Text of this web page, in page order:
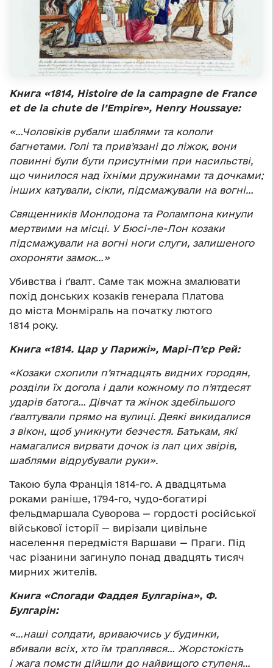
Книга «1814, Histoire de la campagne de France
et de la chute de l’Empire», Henry Houssaye:
«…Чоловіків рубали шаблями та кололи
багнетами. Голі та прив’язані до ліжок, вони
повинні були бути присутніми при насильстві,
що чинилося над їхніми дружинами та дочками;
інших катували, сікли, підсмажували на вогні…
Священників Монлодона та Ролампона кинули
мертвими на місці. У Бюсі-ле-Лон козаки
підсмажували на вогні ноги слуги, залишеного
охороняти замок…»
Убивства і ґвалт. Саме так можна змалювати
похід донських козаків генерала Платова
до міста Монміраль на початку лютого
1814 року.
Книга «1814. Цар у Парижі», Марі-П’єр Рей:
«Козаки схопили п’ятнадцять видних городян,
розділи їх догола і дали кожному по п’ятдесят
ударів батога… Дівчат та жінок здебільшого
ґвалтували прямо на вулиці. Деякі викидалися
з вікон, щоб уникнути безчестя. Батькам, які
намагалися вирвати дочок із лап цих звірів,
шаблями відрубували руки».
Такою була Франція 1814-го. А двадцятьма
роками раніше, 1794-го, чудо-богатирі
фельдмаршала Суворова — гордості російської
військової історії — вирізали цивільне
населення передмістя Варшави — Праги. Під
час різанини загинуло понад двадцять тисяч
мирних жителів.
Книга «Спогади Фаддея Булгаріна», Ф.
Булгарін:
«…наші солдати, вриваючись у будинки,
вбивали всіх, хто їм траплявся… Жорстокість
і жага помсти дійшли до найвищого ступеня…